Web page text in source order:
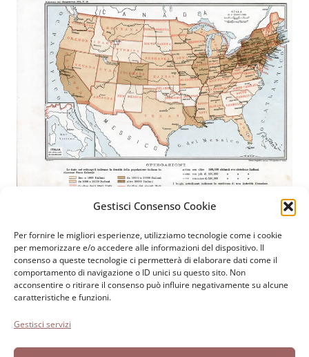
Gestisci Consenso Cookie
Per fornire le migliori esperienze, utilizziamo tecnologie come i cookie
per memorizzare e/o accedere alle informazioni del dispositivo. Il
consenso a queste tecnologie ci permetterà di elaborare dati come il
comportamento di navigazione o ID unici su questo sito. Non
acconsentire o ritirare il consenso può influire negativamente su alcune
caratteristiche e funzioni.
Gestisci servizi
Fondazione Paolo Cresciper la storia dell’emigrazione
italiana
Cortile Carrara, 1 - 55100 Lucca
Tel 0583 417483/4; Fax 0583 417770
Accessibilità